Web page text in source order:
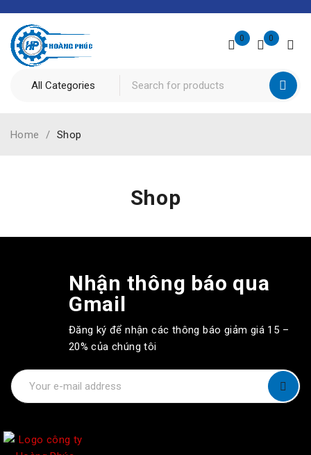
0 0
Shop
Home / Shop
Nhận thông báo qua
Gmail
Đăng ký để nhận các thông báo giảm giá 15 –
20% của chúng tôi